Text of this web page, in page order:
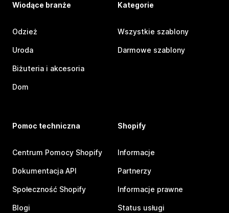
Wiodące branże
Odzież
Uroda
Biżuteria i akcesoria
Dom
Kategorie
Wszystkie szablony
Darmowe szablony
Pomoc techniczna
Centrum Pomocy Shopify
Dokumentacja API
Społeczność Shopify
Blogi
Shopify
Informacje
Partnerzy
Informacje prawne
Status usługi